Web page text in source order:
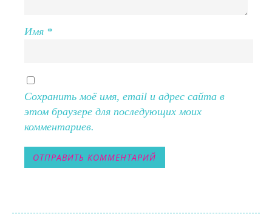
Имя *
Сохранить моё имя, email и адрес сайта в
этом браузере для последующих моих
комментариев.